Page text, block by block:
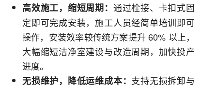
高效施工，缩短周期： 通过栓接、卡扣式固
定即可完成安装，施工人员经简单培训即可
操作，安装效率较传统方案提升 60% 以上，
大幅缩短洁净室建设与改造周期，加快投产
进度。
无损维护，降低运维成本：支持无损拆卸与